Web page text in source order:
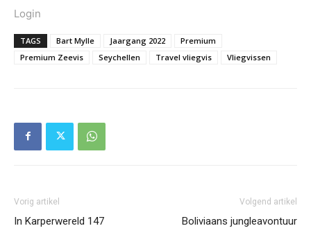
Login
TAGS Bart Mylle Jaargang 2022
Premium
Premium Zeevis
Seychellen Travel vliegvis Vliegvissen
Vorig artikel
In Karperwereld 147
Volgend artikel
Boliviaans jungleavontuur